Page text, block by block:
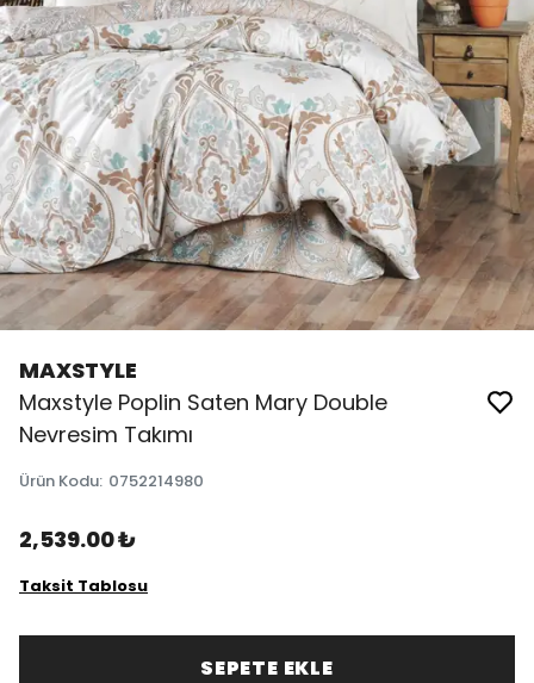
MAXSTYLE
Maxstyle Poplin Saten Mary Double
Nevresim Takımı
Ürün Kodu: 0752214980
2,539.00 ₺
Taksit Tablosu
SEPETE EKLE